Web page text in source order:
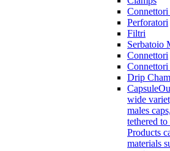
Perforatori
Filtri
Serbatoio
Connettori
Drip
Capsule
wide
males
tethered
Products
materials